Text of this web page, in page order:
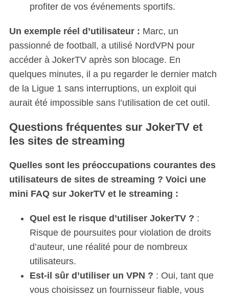
profiter de vos événements sportifs.
Un exemple réel d’utilisateur : Marc, un
passionné de football, a utilisé NordVPN pour
accéder à JokerTV après son blocage. En
quelques minutes, il a pu regarder le dernier match
de la Ligue 1 sans interruptions, un exploit qui
aurait été impossible sans l’utilisation de cet outil.
Questions fréquentes sur JokerTV et
les sites de streaming
Quelles sont les préoccupations courantes des
utilisateurs de sites de streaming ? Voici une
mini FAQ sur JokerTV et le streaming :
Quel est le risque d’utiliser JokerTV ? :
Risque de poursuites pour violation de droits
d’auteur, une réalité pour de nombreux
utilisateurs.
Est-il sûr d’utiliser un VPN ? : Oui, tant que
vous choisissez un fournisseur fiable, vous